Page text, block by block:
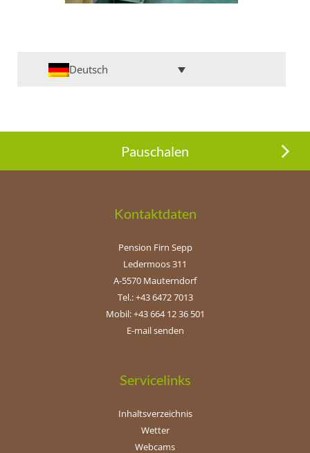
Deutsch
Pauschalen
Kontaktdaten
Pension Firn Sepp
Ledermoos 311
A-5570 Mauterndorf
Tel.: +43 6472 7013
Mobil: +43 664 12 36 501
E-mail senden
Servicelinks
Inhaltsverzeichnis
Wetter
Webcams